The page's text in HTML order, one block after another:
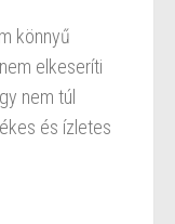
könnyű
elkeseríti
nem túl
és ízletes